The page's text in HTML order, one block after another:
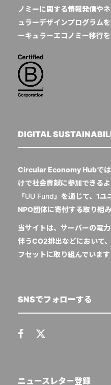
ノミーに関する情報発信や
ュラーデザインプログラム
ーキュラーエコノミー移行を
DIGITAL
Circular Economy Hubでは
けで社会貢献に参加できる
「UU Fund 」を通じて、1ユ
NPO団体に寄付する取り組み
当サイトは、サーバーの電
伴うCO2排出などにおいて
フセットに取り組んでいます
SNSでフォローする
ニュースレター登録